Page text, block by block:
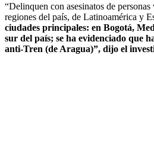
“Delinquen con asesinatos de
regiones del país, de Latinoamérica y
ciudades principales: en Bogotá,
sur del país; se ha evidenciado que
anti-Tren (de Aragua)”, dijo el